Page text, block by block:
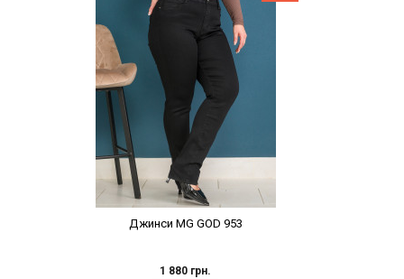
Джинси MG GOD 953
1 880 грн.